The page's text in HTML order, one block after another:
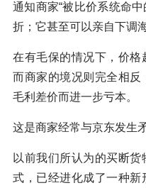
通知商家“被比价系统命
折；它甚至可以亲自下调
在有毛保的情况下，价格
而商家的境况则完全相
毛利差价而进一步亏本。
这是商家经常与京东发生
以前我们所认为的买断
式，已经进化成了一种新